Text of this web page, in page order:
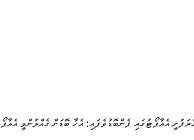
އެއާޕޯޓުގައި ފެންބޮޑުވެފައި: އެހާ ބޮޑަށް ގެއްލުންވީ